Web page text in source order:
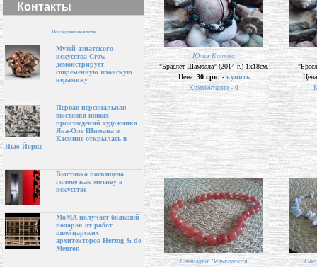
Контакты
Последние новости
Музей азиатского
искусства Crow
демонстрирует
современную японскую
керамику
Первая персональная
выставка новых
произведений художника
Яна-Оле Шимана в
Касмине открылась в
Нью-Йорке
Выставка посвящена
голове как мотиву в
искусстве
МоМА получает большой
подарок от работ
швейцарских
архитекторов Herzog & de
Meuron
Юлия Котова
"Браслет Шамбала" (2014 г.) 1х18см.
Цена:30 грн. -купить
Комментарии - 0
Светлана Вельковская